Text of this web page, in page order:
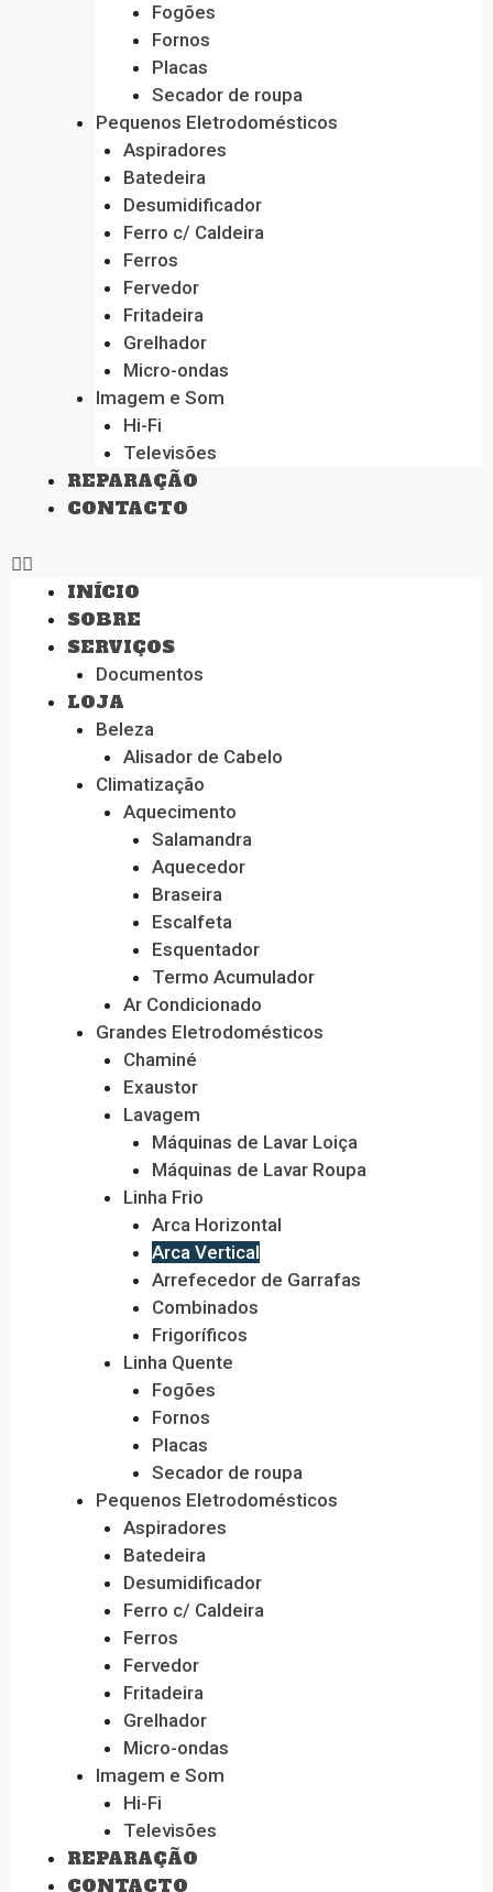
Fogões
Fornos
Placas
Secador de roupa
Pequenos Eletrodomésticos
Aspiradores
Batedeira
Desumidificador
Ferro c/ Caldeira
Ferros
Fervedor
Fritadeira
Grelhador
Micro-ondas
Imagem e Som
Hi-Fi
Televisões
REPARAÇÃO
CONTACTO
INÍCIO
SOBRE
SERVIÇOS
Documentos
LOJA
Beleza
Alisador de Cabelo
Climatização
Aquecimento
Salamandra
Aquecedor
Braseira
Escalfeta
Esquentador
Termo Acumulador
Ar Condicionado
Grandes Eletrodomésticos
Chaminé
Exaustor
Lavagem
Máquinas de Lavar Loiça
Máquinas de Lavar Roupa
Linha Frio
Arca Horizontal
Arca Vertical
Arrefecedor de Garrafas
Combinados
Frigoríficos
Linha Quente
Fogões
Fornos
Placas
Secador de roupa
Pequenos Eletrodomésticos
Aspiradores
Batedeira
Desumidificador
Ferro c/ Caldeira
Ferros
Fervedor
Fritadeira
Grelhador
Micro-ondas
Imagem e Som
Hi-Fi
Televisões
REPARAÇÃO
CONTACTO